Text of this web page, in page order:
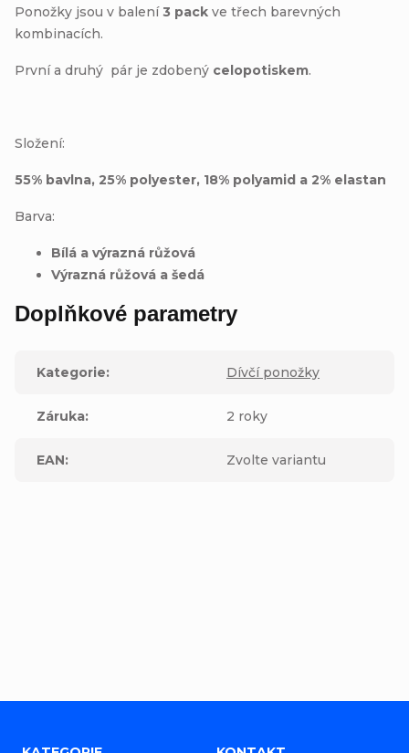
Ponožky jsou v balení3 pack ve třech barevných
kombinacích.
První a druhý pár je zdobený celopotiskem.
Složení:
55% bavlna, 25% polyester, 18% polyamid a 2% elastan
Barva:
Bílá a výrazná růžová
Výrazná růžová a šedá
Doplňkové parametry
Kategorie: Dívčí ponožky
Záruka: 2 roky
EAN: Zvolte variantu